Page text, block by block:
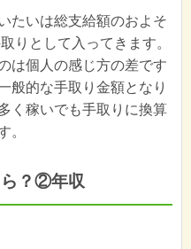
たいは総支給額のおよそ
りとして入ってきます。
は個人の感じ方の差です
般的な手取り金額となり
く稼いでも手取りに換算
。
？②年収